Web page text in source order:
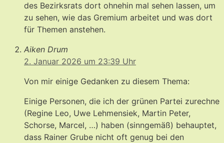
des Bezirksrats dort ohnehin mal sehen lassen, um
zu sehen, wie das Gremium arbeitet und was dort
für Themen anstehen.
Aiken Drum
2. Januar 2026 um 23:39 Uhr
Von mir einige Gedanken zu diesem Thema:
Einige Personen, die ich der grünen Partei zurechne
(Regine Leo, Uwe Lehmensiek, Martin Peter,
Schorse, Marcel, …) haben (sinngemäß) behauptet,
dass Rainer Grube nicht oft genug bei den